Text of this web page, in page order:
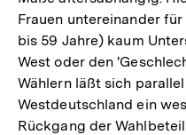
Frauen untereinander
bis 59 Jahre) kaum
West oder den
Wählern läßt sich
Westdeutschland ein
Rückgang der